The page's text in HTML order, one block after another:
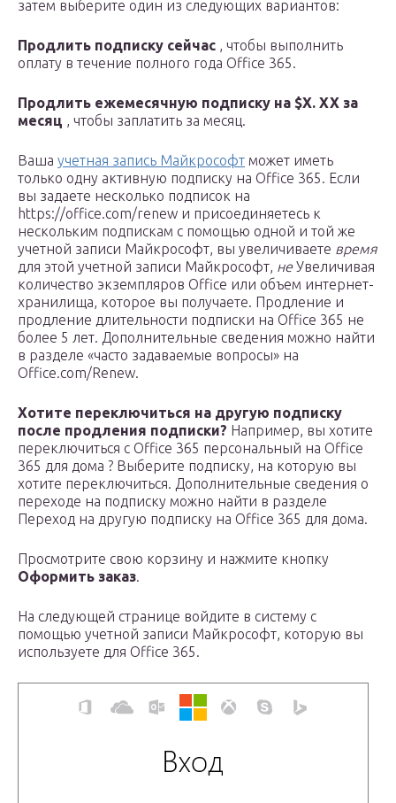
затем выберите один из следующих вариантов:
Продлить подписку сейчас , чтобы выполнить
оплату в течение полного года Office 365.
Продлить ежемесячную подписку на $X. XX за
месяц , чтобы заплатить за месяц.
Ваша учетная запись Майкрософт может иметь
только одну активную подписку на Office 365. Если
вы задаете несколько подписок на
https://office.com/renew и присоединяетесь к
нескольким подпискам с помощью одной и той же
учетной записи Майкрософт, вы увеличиваете время
для этой учетной записи Майкрософт, неУвеличивая
количество экземпляров Office или объем интернет-
хранилища, которое вы получаете. Продление и
продление длительности подписки на Office 365 не
более 5 лет. Дополнительные сведения можно найти
в разделе «часто задаваемые вопросы» на
Office.com/Renew.
Хотите переключиться на другую подписку
после продления подписки? Например, вы хотите
переключиться с Office 365 персональный на Office
365 для дома ? Выберите подписку, на которую вы
хотите переключиться. Дополнительные сведения о
переходе на подписку можно найти в разделе
Переход на другую подписку на Office 365 для дома.
Просмотрите свою корзину и нажмите кнопку
Оформить заказ.
На следующей странице войдите в систему с
помощью учетной записи Майкрософт, которую вы
используете для Office 365.